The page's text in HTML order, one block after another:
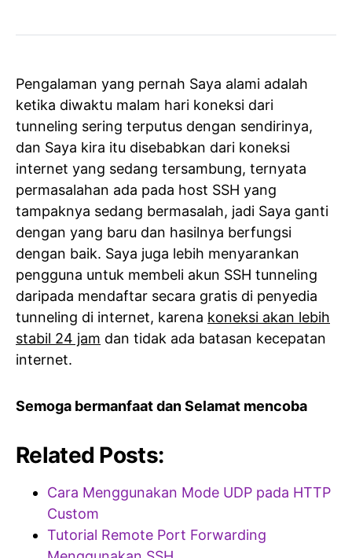
Pengalaman yang pernah Saya alami adalah
ketika diwaktu malam hari koneksi dari
tunneling sering terputus dengan sendirinya,
dan Saya kira itu disebabkan dari koneksi
internet yang sedang tersambung, ternyata
permasalahan ada pada host SSH yang
tampaknya sedang bermasalah, jadi Saya ganti
dengan yang baru dan hasilnya berfungsi
dengan baik. Saya juga lebih menyarankan
pengguna untuk membeli akun SSH tunneling
daripada mendaftar secara gratis di penyedia
tunneling di internet, karena koneksi akan lebih
stabil 24 jam dan tidak ada batasan kecepatan
internet.
Semoga bermanfaat dan Selamat mencoba
Related Posts:
Cara Menggunakan Mode UDP pada HTTP
Custom
Tutorial Remote Port Forwarding